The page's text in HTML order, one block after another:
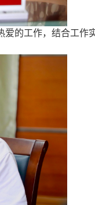
爱的工作，结合工作